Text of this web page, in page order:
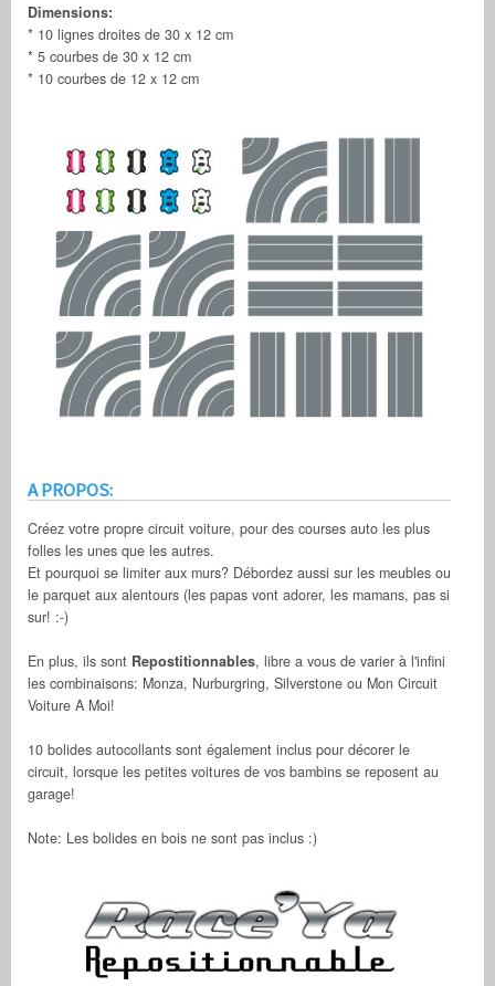
Dimensions:
* 10 lignes droites de 30 x 12 cm
* 5 courbes de 30 x 12 cm
* 10 courbes de 12 x 12 cm
A PROPOS:
Créez votre propre circuit voiture, pour des courses auto les plus
folles les unes que les autres.
Et pourquoi se limiter aux murs? Débordez aussi sur les meubles ou
le parquet aux alentours (les papas vont adorer, les mamans, pas si
sur! :-)
En plus, ils sont Repostitionnables, libre a vous de varier à l'infini
les combinaisons: Monza, Nurburgring, Silverstone ou Mon Circuit
Voiture A Moi!
10 bolides autocollants sont également inclus pour décorer le
circuit, lorsque les petites voitures de vos bambins se reposent au
garage!
Note: Les bolides en bois ne sont pas inclus :)